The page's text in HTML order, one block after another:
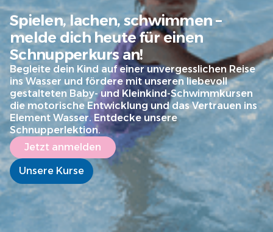
Spielen, lachen, schwimmen –
melde dich heute für einen
Schnupperkurs an!
Begleite dein Kind auf einer unvergesslichen Reise
ins Wasser und fördere mit unseren liebevoll
gestalteten Baby- und Kleinkind-Schwimmkursen
die motorische Entwicklung und das Vertrauen ins
Element Wasser. Entdecke unsere
Schnupperlektion.
Jetzt anmelden
Unsere Kurse